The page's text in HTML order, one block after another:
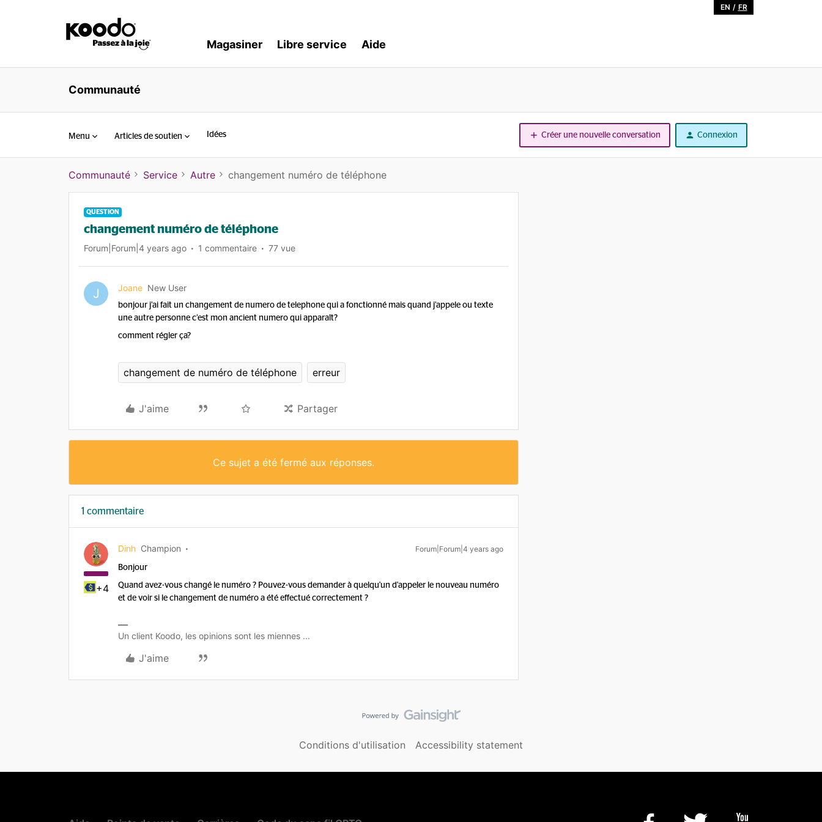
EN / FR
Magasiner Libre service Aide
Communauté
Menu Articles de soutien Idées Créer une nouvelle conversation Connexion
Communauté Service Autre changement numéro de téléphone
QUESTION
changement numéro de téléphone
Forum|Forum|4 years ago 1 commentaire 77 vue
J Joane New User
bonjour j’ai fait un changement de numero de telephone qui a fonctionné mais quand j’appele ou texte
une autre personne c’est mon ancient numero qui apparaît?
comment régler ça?
changement de numéro de téléphone erreur
J'aime Partager
Ce sujet a été fermé aux réponses.
1 commentaire
+4
Dinh Champion Forum|Forum|4 years ago
Bonjour
Quand avez-vous changé le numéro ? Pouvez-vous demander à quelqu'un d'appeler le nouveau numéro
et de voir si le changement de numéro a été effectué correctement ?
Un client Koodo, les opinions sont les miennes ...
J'aime
Conditions d'utilisation Accessibility statement